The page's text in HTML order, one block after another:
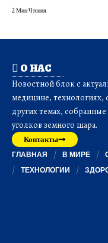
2 Мин Чтения
О НАС
Новостной блок с
медицине,
других темах,
уголков земного шара.
Контакты
ГЛАВНАЯ В МИРЕ
ТЕХНОЛОГИИ